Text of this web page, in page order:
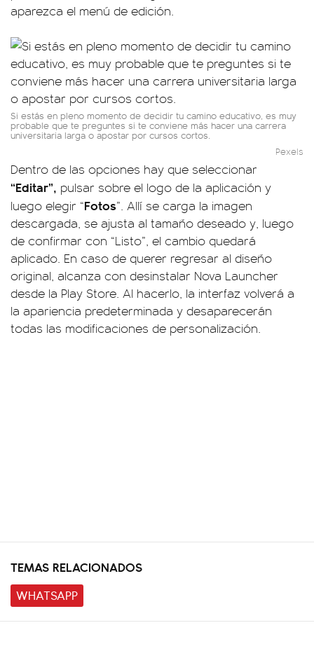
aparezca el menú de edición.
Si estás en pleno momento de decidir tu camino educativo, es muy
probable que te preguntes si te conviene más hacer una carrera
universitaria larga o apostar por cursos cortos.
Pexels
Dentro de las opciones hay que seleccionar
“Editar”, pulsar sobre el logo de la aplicación y
luego elegir “Fotos”. Allí se carga la imagen
descargada, se ajusta al tamaño deseado y, luego
de confirmar con “Listo”, el cambio quedará
aplicado. En caso de querer regresar al diseño
original, alcanza con desinstalar Nova Launcher
desde la Play Store. Al hacerlo, la interfaz volverá a
la apariencia predeterminada y desaparecerán
todas las modificaciones de personalización.
TEMAS RELACIONADOS
WHATSAPP